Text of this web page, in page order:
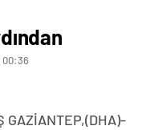
00:36
GAZİANTEP,(DHA)-